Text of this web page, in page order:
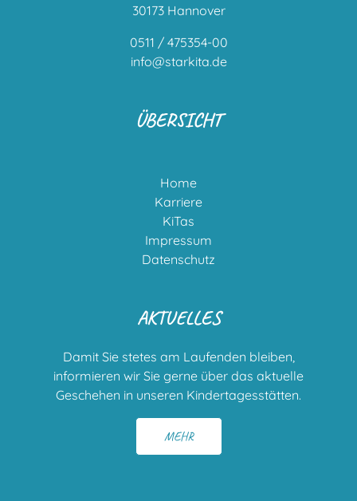
30173 Hannover
0511 / 475354-00
info@starkita.de
ÜBERSICHT
Home
Karriere
KiTas
Impressum
Datenschutz
AKTUELLES
Damit Sie stetes am Laufenden bleiben,
informieren wir Sie gerne über das aktuelle
Geschehen in unseren Kindertagesstätten.
MEHR